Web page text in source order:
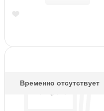
Временно отсутствует